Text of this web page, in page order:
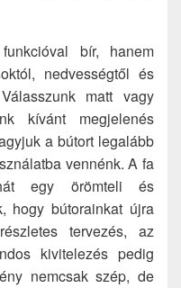
bír, hanem
nedvességtől és
matt vagy
kívánt megjelenés
a bútort legalább
vennénk. A fa
egy örömteli és
hogy bútorainkat újra
tervezés, az
kivitelezés pedig
nemcsak szép, de